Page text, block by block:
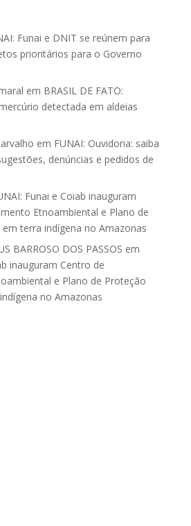
Funai e DNIT se reúnem para
prioritários para o Governo
em BRASIL DE FATO:
detectada em aldeias
em FUNAI: Ouvidoria: saiba
denúncias e pedidos de
Funai e Coiab inauguram
Etnoambiental e Plano de
terra indígena no Amazonas
BARROSO DOS PASSOS em
inauguram Centro de
e Plano de Proteção
no Amazonas